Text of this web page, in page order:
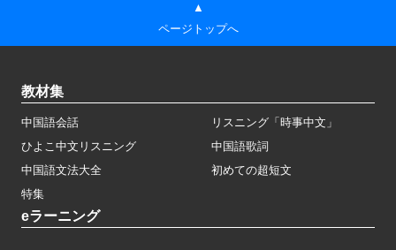
▲
ページトップへ
教材集
中国語会話
リスニング「時事中文」
ひよこ中文リスニング
中国語歌詞
中国語文法大全
初めての超短文
特集
eラーニング